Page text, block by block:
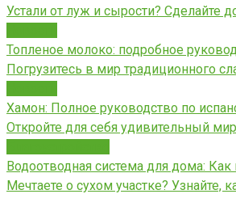
Устали от луж и сырости?
Топленое молоко: подробное
Погрузитесь в мир традиционного
Хамон: Полное руководство по
Откройте для себя удивительный
Водоотводная система для дома:
Мечтаете о сухом участке? Узнайте,